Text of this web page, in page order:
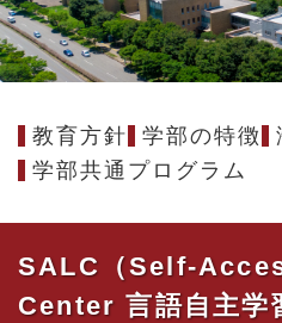
す
。
教育方針 学部の特徴
学部共通プログラム
SALC（Self-
Center 言語自主学